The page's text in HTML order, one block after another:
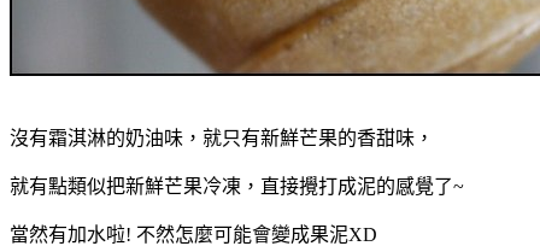
沒有霜淇淋的奶油味，就只有新鮮芒果的香甜味，
就有點類似把新鮮芒果冷凍，直接攪打成泥的感覺了~
當然有加水啦! 不然怎麼可能會變成果泥XD